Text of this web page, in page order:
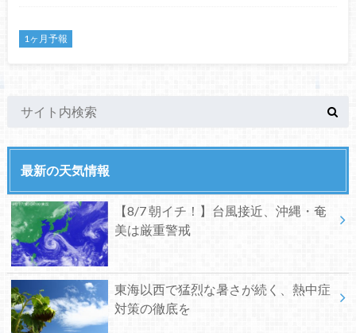
1ヶ月予報
最新の天気情報
【8/7 朝イチ！】台風接近、沖縄・奄
美は厳重警戒
東海以西で猛烈な暑さが続く、熱中症
対策の徹底を